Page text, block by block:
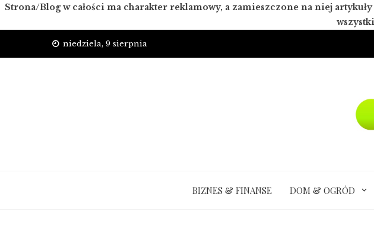
Strona/Blog w całości ma charakter reklamowy, a zamieszczone na niej
niedziela, 9 sierpnia
BIZNES & FINANSE DOM & OGRÓD